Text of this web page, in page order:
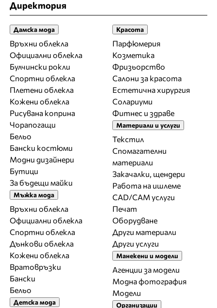
Директория
Дамска мода
Връхни облекла
Официални облекла
Булчински рокли
Спортни облекла
Плетени облекла
Кожени облекла
Рисувана коприна
Чорапогащи
Бельо
Бански костюми
Модни дизайнери
Бутици
За бъдещи майки
Мъжка мода
Връхни облекла
Официални облекла
Спортни облекла
Дънкови облекла
Кожени облекла
Вратовръзки
Бански
Бельо
Детска мода
Красота
Парфюмерия
Козметика
Фризьорство
Салони за красота
Естетична хирургия
Солариуми
Фитнес и здраве
Материали и услуги
Текстил
Спомагателни
материали
Закачалки, щендери
Работа на ишлеме
CAD/CAM услуги
Печат
Оборудване
Други материали
Други услуги
Манекени и модели
Агенции за модели
Модна фотография
Модели
Организации